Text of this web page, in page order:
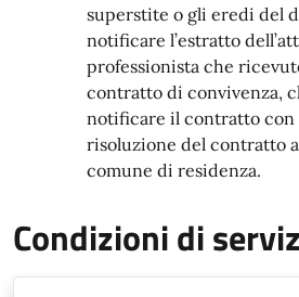
superstite o gli eredi del
notificare l’estratto
professionista che
contratto di convivenza,
notificare il contratto con
risoluzione del contratto
comune di residenza.
Condizioni di